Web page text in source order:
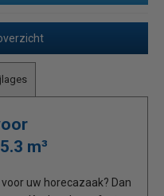
m³
uw horecazaak? Dan